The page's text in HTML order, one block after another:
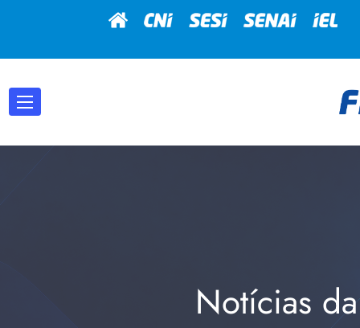
Notícias